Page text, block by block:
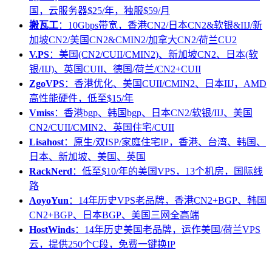
国，云服务器$25/年，独服$59/月
搬瓦工：10Gbps带宽，香港CN2/日本CN2&软银&IIJ/新
加坡CN2/美国CN2&CMIN2/加拿大CN2/荷兰CU2
V.PS：美国(CN2/CUII/CMIN2)、新加坡CN2、日本(软
银/IIJ)、英国CUII、德国/荷兰/CN2+CUII
ZgoVPS：香港优化、美国CUII/CMIN2、日本IIJ，AMD
高性能硬件，低至$15/年
Vmiss：香港bgp、韩国bgp、日本CN2/软银/IIJ、美国
CN2/CUII/CMIN2、英国住宅/CUII
Lisahost：原生/双ISP/家庭住宅IP，香港、台湾、韩国、
日本、新加坡、美国、英国
RackNerd ：低至$10/年的美国VPS，13个机房，国际线
路
AoyoYun ：14年历史VPS老品牌，香港CN2+BGP、韩国
CN2+BGP、日本BGP、美国三网全高端
HostWinds：14年历史美国老品牌，运作美国/荷兰VPS
云，提供250个C段，免费一键换IP